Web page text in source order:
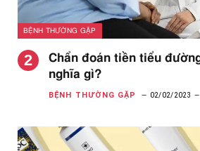
BỆNH THƯỜNG GẶP
Chẩn đoán tiền tiểu
nghĩa gì?
BỆNH THƯỜNG GẶP 02/02/2023